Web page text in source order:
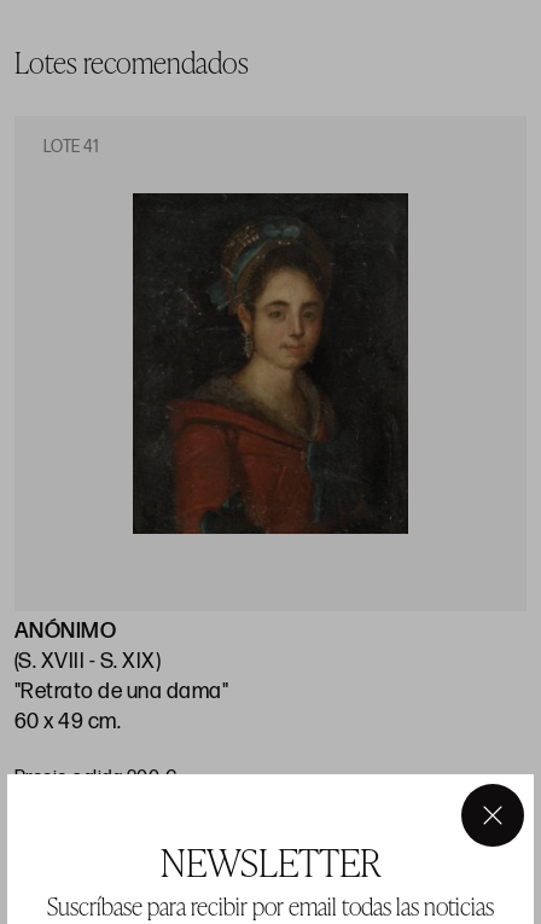
NEWSLETTER
Suscríbase para recibir por email todas las noticias
×
Lotes recomendados
LOTE 41
ANÓNIMO
(S. XVIII - S. XIX)
"Retrato de una dama"
60 x 49 cm.
Precio salida 200 €